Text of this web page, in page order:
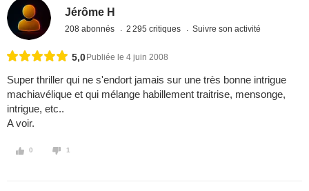
Jérôme H
208 abonnés 2 295 critiques Suivre son activité
5,0 Publiée le 4 juin 2008
Super thriller qui ne s'endort jamais sur une très bonne intrigue
machiavélique et qui mélange habillement traitrise, mensonge,
intrigue, etc..
A voir.
0 1